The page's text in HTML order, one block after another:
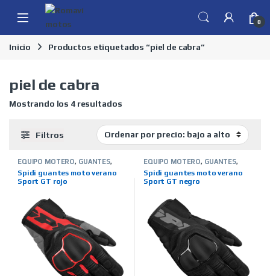
Skip to navigation
Skip to content
0
Inicio Productos etiquetados “piel de cabra”
piel de cabra
Mostrando los 4 resultadosOrdenado por precio: bajo a alto
Filtros
EQUIPO MOTERO, GUANTES,
ON LINE,VERANO
Spidi guantes moto verano
Sport GT rojo
EQUIPO MOTERO, GUANTES,
ON LINE,VERANO
Spidi guantes moto verano
Sport GT negro